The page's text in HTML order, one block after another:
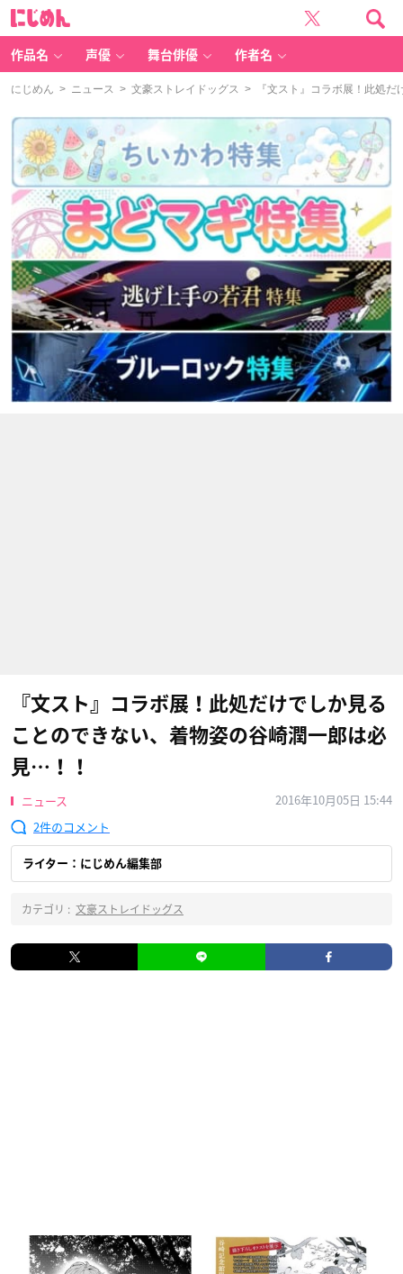
作品名 声優 舞台俳優 作者名
にじめん > ニュース > 文豪ストレイドッグス > 『文スト』コラボ展！此処だ
『文スト』コラボ展！此処だけでしか見る
ことのできない、着物姿の谷崎潤一郎は必
見…！！
ニュース
2016年10月05日 15:44
2
ライター：にじめん編集部
カテゴリ : 文豪ストレイドッグス